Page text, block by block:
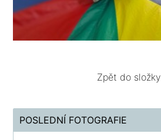
Zpět do složky
POSLEDNÍ FOTOGRAFIE